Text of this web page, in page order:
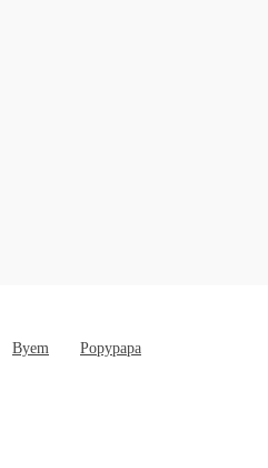
Byem
Popypapa